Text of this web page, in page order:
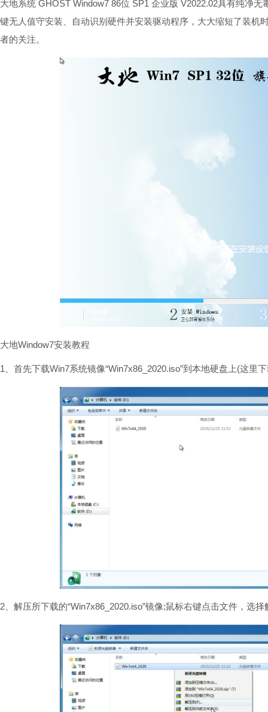
大地系统 GHOST Window7 86位 SP1 企业版 V2022.02具有纯净
键无人值守安装、自动识别硬件并安装驱动程序，大大缩短了装机
者的关注。
大地Window7安装教程
1、首先下载Win7系统镜像“Win7x86_2020.iso”到本地硬盘上(这里
2、解压所下载的“Win7x86_2020.iso”镜像;鼠标右键点击文件，选